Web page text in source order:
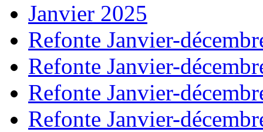
Janvier 2025
Refonte Janvier-
Refonte Janvier-
Refonte Janvier-
Refonte Janvier-